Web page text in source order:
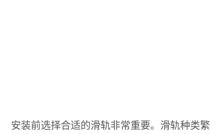
安装前选择合适的滑轨非常重要。滑轨种类繁